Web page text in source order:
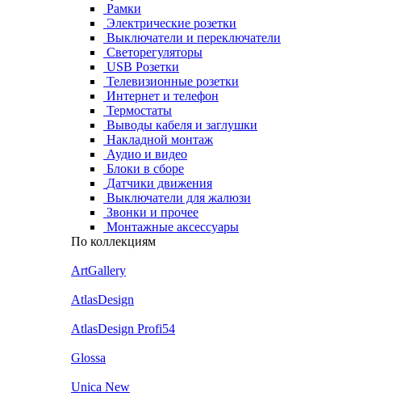
Рамки
Электрические розетки
Выключатели и переключатели
Светорегуляторы
USB Розетки
Телевизионные розетки
Интернет и телефон
Термостаты
Выводы кабеля и заглушки
Накладной монтаж
Аудио и видео
Блоки в сборе
Датчики движения
Выключатели для жалюзи
Звонки и прочее
Монтажные аксессуары
По коллекциям
ArtGallery
AtlasDesign
AtlasDesign Profi54
Glossa
Unica New